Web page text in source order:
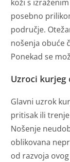
koži s
posebno
područje.
nošenja obuće
Ponekad se
Uzroci kurjeg
Glavni uzrok
pritisak ili
Nošenje
oblikovana
od razvoja